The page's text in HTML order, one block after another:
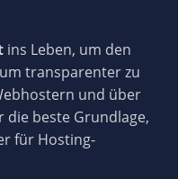
ins Leben, um den
transparenter zu
und über
die beste Grundlage,
für Hosting-